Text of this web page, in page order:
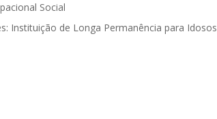
Social
Instituição de Longa Permanência para Idosos